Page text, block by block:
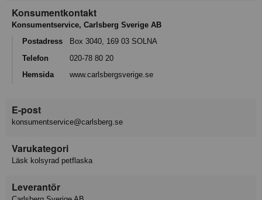
Konsumentkontakt
Konsumentservice, Carlsberg Sverige AB
Postadress
Box 3040, 169 03 SOLNA
Telefon
020-78 80 20
Hemsida
www.carlsbergsverige.se
E-post
konsumentservice@carlsberg.se
Varukategori
Läsk kolsyrad petflaska
Leverantör